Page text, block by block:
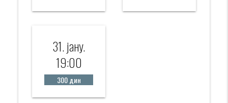
31. јанy.
19:00
300 дин